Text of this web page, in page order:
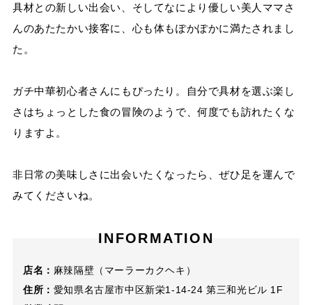
具材との新しい出会い、そしてなにより優しい美人ママさ
んのあたたかい接客に、心も体もぽかぽかに満たされまし
た。
ガチ中華初心者さんにもぴったり。自分で具材を選ぶ楽し
さはちょっとした食の冒険のようで、何度でも訪れたくな
りますよ。
非日常の美味しさに出会いたくなったら、ぜひ足を運んで
みてくださいね。
INFORMATION
店名： 麻辣隔壁（マーラーカクヘキ）
住所： 愛知県名古屋市中区新栄1-14-24 第三和光ビル 1F